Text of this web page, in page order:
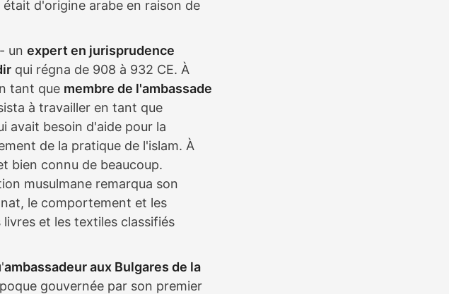
d'origine arabe en raison de
un expert en jurisprudence
qui régna de 908 à 932 CE. À
tant que membre de l'ambassade
à travailler en tant que
avait besoin d'aide pour la
de la pratique de l'islam. À
bien connu de beaucoup.
musulmane remarqua son
le comportement et les
et les textiles classifiés
ambassadeur aux Bulgares de la
gouvernée par son premier